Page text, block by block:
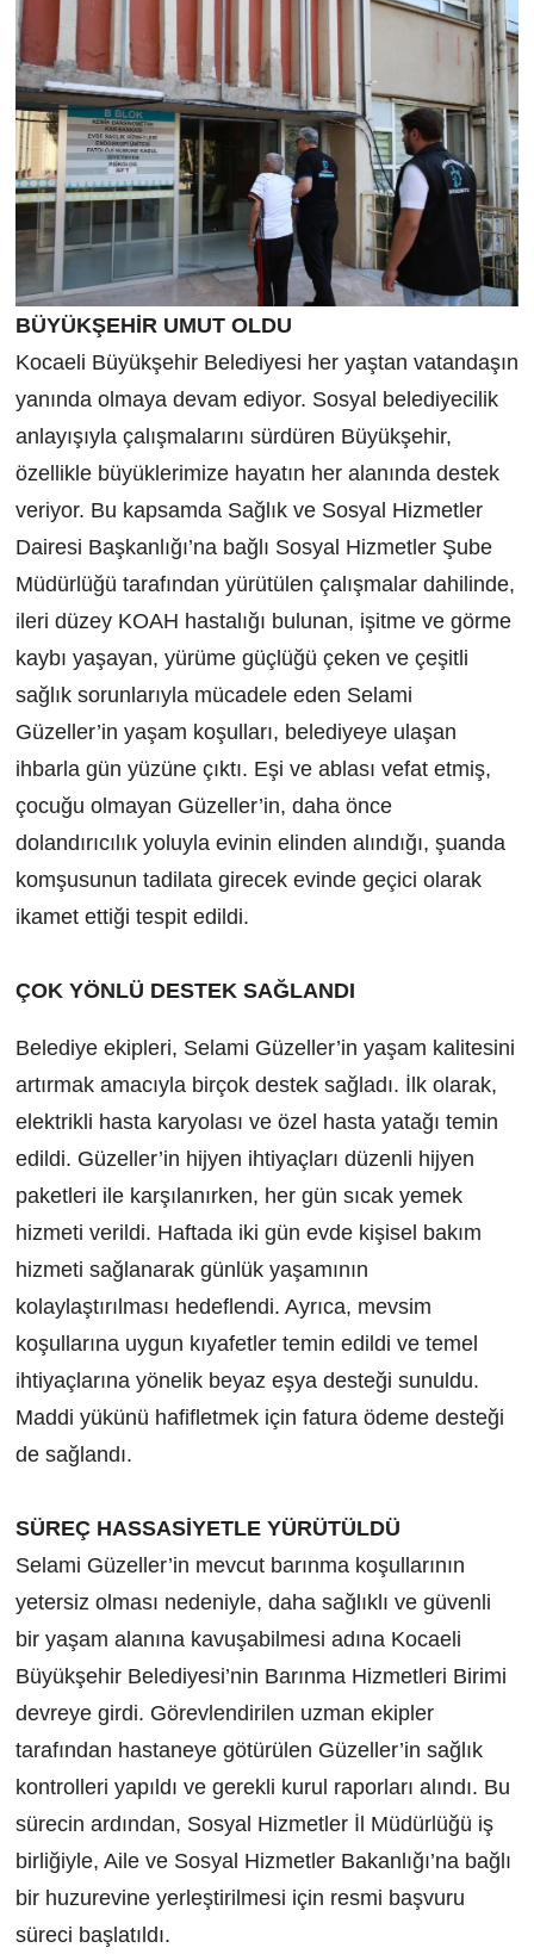
BÜYÜKŞEHİR UMUT OLDU
Kocaeli Büyükşehir Belediyesi her yaştan vatandaşın
yanında olmaya devam ediyor. Sosyal belediyecilik
anlayışıyla çalışmalarını sürdüren Büyükşehir,
özellikle büyüklerimize hayatın her alanında destek
veriyor. Bu kapsamda Sağlık ve Sosyal Hizmetler
Dairesi Başkanlığı’na bağlı Sosyal Hizmetler Şube
Müdürlüğü tarafından yürütülen çalışmalar dahilinde,
ileri düzey KOAH hastalığı bulunan, işitme ve görme
kaybı yaşayan, yürüme güçlüğü çeken ve çeşitli
sağlık sorunlarıyla mücadele eden Selami
Güzeller’in yaşam koşulları, belediyeye ulaşan
ihbarla gün yüzüne çıktı. Eşi ve ablası vefat etmiş,
çocuğu olmayan Güzeller’in, daha önce
dolandırıcılık yoluyla evinin elinden alındığı, şuanda
komşusunun tadilata girecek evinde geçici olarak
ikamet ettiği tespit edildi.
ÇOK YÖNLÜ DESTEK SAĞLANDI
Belediye ekipleri, Selami Güzeller’in yaşam kalitesini
artırmak amacıyla birçok destek sağladı. İlk olarak,
elektrikli hasta karyolası ve özel hasta yatağı temin
edildi. Güzeller’in hijyen ihtiyaçları düzenli hijyen
paketleri ile karşılanırken, her gün sıcak yemek
hizmeti verildi. Haftada iki gün evde kişisel bakım
hizmeti sağlanarak günlük yaşamının
kolaylaştırılması hedeflendi. Ayrıca, mevsim
koşullarına uygun kıyafetler temin edildi ve temel
ihtiyaçlarına yönelik beyaz eşya desteği sunuldu.
Maddi yükünü hafifletmek için fatura ödeme desteği
de sağlandı.
SÜREÇ HASSASİYETLE YÜRÜTÜLDÜ
Selami Güzeller’in mevcut barınma koşullarının
yetersiz olması nedeniyle, daha sağlıklı ve güvenli
bir yaşam alanına kavuşabilmesi adına Kocaeli
Büyükşehir Belediyesi’nin Barınma Hizmetleri Birimi
devreye girdi. Görevlendirilen uzman ekipler
tarafından hastaneye götürülen Güzeller’in sağlık
kontrolleri yapıldı ve gerekli kurul raporları alındı. Bu
sürecin ardından, Sosyal Hizmetler İl Müdürlüğü iş
birliğiyle, Aile ve Sosyal Hizmetler Bakanlığı’na bağlı
bir huzurevine yerleştirilmesi için resmi başvuru
süreci başlatıldı.